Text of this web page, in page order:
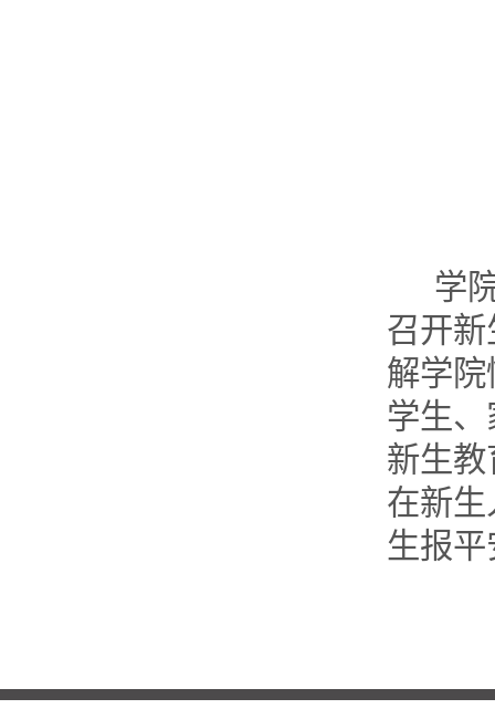
学
召开
解学
学生
新生
在新
生报